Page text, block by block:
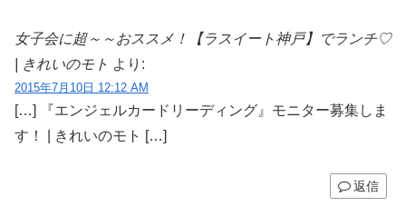
女子会に超～～おススメ！【ラスイート神戸】でランチ♡
| きれいのモト より:
2015年7月10日 12:12 AM
[…] 『エンジェルカードリーディング』モニター募集しま
す！ | きれいのモト […]
返信